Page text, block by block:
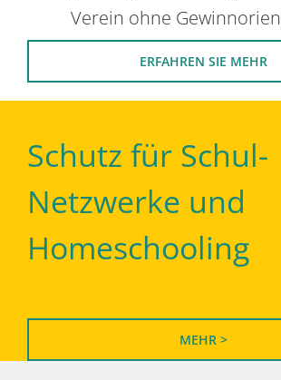
Verein ohne
ERFAHREN SIE MEHR
Schutz für Schul-
Netzwerke und
Homeschooling
MEHR >